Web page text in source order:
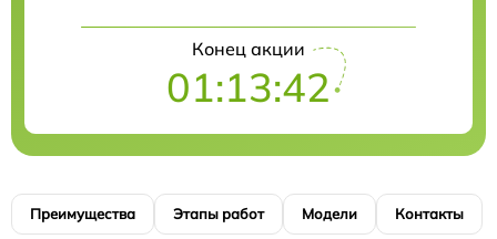
Конец акции
01:13:41
Преимущества Этапы работ Модели Контакты